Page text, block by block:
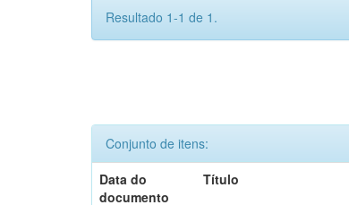
Resultado 1-1 de 1.
Conjunto de itens:
Data do
documento
Título